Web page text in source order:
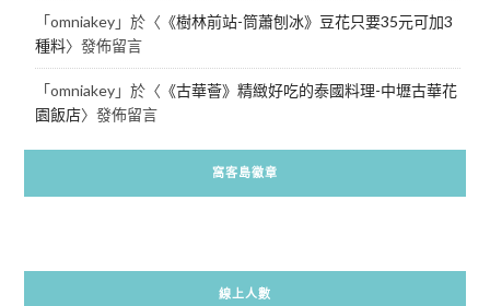
「omniakey」於〈 《樹林前站-筒蕭刨冰》豆花只要35元可加3
種料〉發佈留言
「omniakey」於〈 《古華薈》精緻好吃的泰國料理-中壢古華花
園飯店〉發佈留言
窩客島徽章
線上人數